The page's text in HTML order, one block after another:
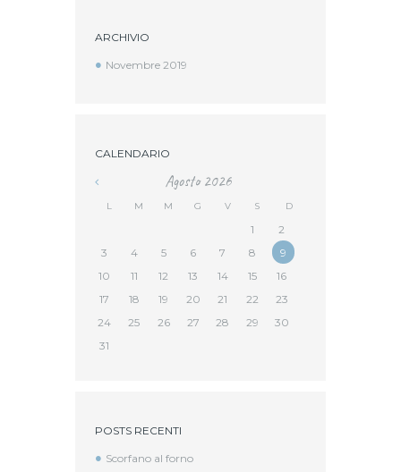
ARCHIVIO
Novembre 2019
CALENDARIO
Agosto2026
L M M G V S D
1
2
3
4 5 6 7 8
9
10
11 12 13 14 15
16
17
18 19 20 21 22
23
24
25 26 27 28 29
30
31
POSTS RECENTI
Scorfano al forno